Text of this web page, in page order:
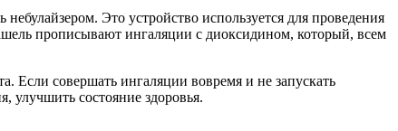
Это устройство используется для проведения
прописывают ингаляции с диоксидином, который, всем
Если совершать ингаляции вовремя и не запускать
улучшить состояние здоровья.